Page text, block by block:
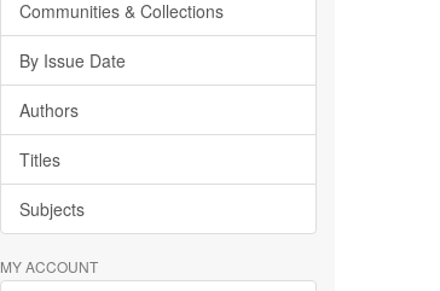
Communities & Collections
By Issue Date
Authors
Titles
Subjects
MY ACCOUNT